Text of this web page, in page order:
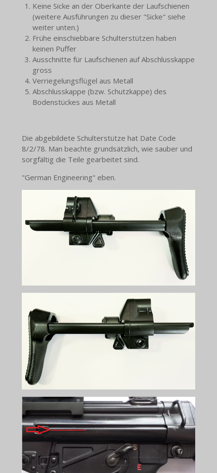
Keine Sicke an der Oberkante der Laufschienen
(weitere Ausführungen zu dieser "Sicke" siehe
weiter unten.)
Frühe einschiebbare Schulterstützen haben
keinen Puffer
Ausschnitte für Laufschienen auf Abschlusskappe
gross
Verriegelungsflügel aus Metall
Abschlusskappe (bzw. Schutzkappe) des
Bodenstückes aus Metall
Die abgebildete Schulterstütze hat Date Code
8/2/78. Man beachte grundsätzlich, wie sauber und
sorgfältig die Teile gearbeitet sind.
"German Engineering" eben.